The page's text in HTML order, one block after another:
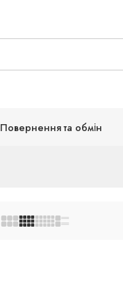
Повернення та обмін